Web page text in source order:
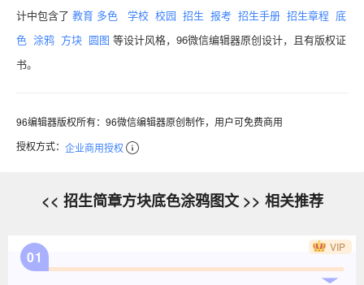
计中包含了 教育 多色 学校 校园 招生 报考 招生手册 招生章程 底
色 涂鸦 方块 圆图 等设计风格，96微信编辑器原创设计，且有版权证
书。
96编辑器版权所有：96微信编辑器原创制作，用户可免费商用
授权方式： 企业商用授权
<< 招生简章方块底色涂鸦图文 >> 相关推荐
01
VIP